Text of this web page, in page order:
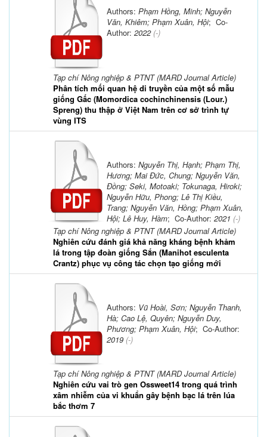
Tạp chí Nông nghiệp & PTNT (MARD Journal Article)
Phân tích mối quan hệ di truyền của một số mẫu
giống Gấc (Momordica cochinchinensis (Lour.)
Spreng) thu thập ở Việt Nam trên cơ sở trình tự
vùng ITS
Authors: Phạm Hồng, Minh; Nguyễn
Văn, Khiêm; Phạm Xuân, Hội; Co-
Author: 2022(-)
Tạp chí Nông nghiệp & PTNT (MARD Journal Article)
Nghiên cứu đánh giá khả năng kháng bệnh khảm
lá trong tập đoàn giống Sắn (Manihot esculenta
Crantz) phục vụ công tác chọn tạo giống mới
Authors: Nguyễn Thị, Hạnh; Phạm Thị,
Hương; Mai Đức, Chung; Nguyễn Văn,
Đồng; Seki, Motoaki; Tokunaga, Hiroki;
Nguyễn Hữu, Phong; Lê Thị Kiều,
Trang; Nguyễn Văn, Hồng; Phạm Xuân,
Hội; Lê Huy, Hàm; Co-Author: 2021 (-)
Tạp chí Nông nghiệp & PTNT (MARD Journal Article)
Nghiên cứu vai trò gen Ossweet14 trong quá trình
xâm nhiễm của vi khuẩn gây bệnh bạc lá trên lúa
bắc thơm 7
Authors: Vũ Hoài, Sơn; Nguyễn Thanh,
Hà; Cao Lệ, Quyên; Nguyễn Duy,
Phương; Phạm Xuân, Hội; Co-Author:
2019 (-)